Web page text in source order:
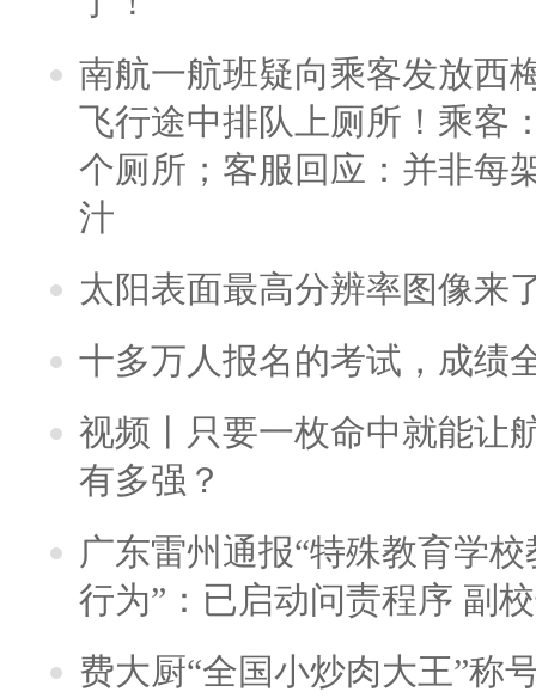
南航一航班疑向乘客发放西
飞行途中排队上厕所！乘客
个厕所；客服回应：并非每
汁
太阳表面最高分辨率图像来
十多万人报名的考试，成绩
视频丨只要一枚命中就能让
有多强？
广东雷州通报“特殊教育学
行为”：已启动问责程序 副
费大厨“全国小炒肉大王”称